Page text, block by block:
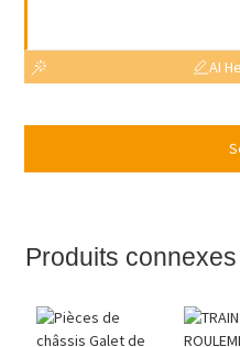
AI
Produits connexes